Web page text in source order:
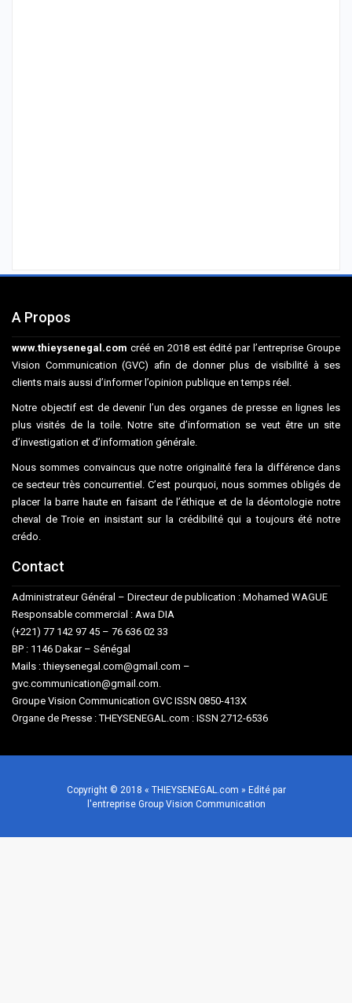
A Propos
www.thieysenegal.com créé en 2018 est édité par l’entreprise Groupe
Vision Communication (GVC) afin de donner plus de visibilité à ses
clients mais aussi d’informer l’opinion publique en temps réel.
Notre objectif est de devenir l’un des organes de presse en lignes les
plus visités de la toile. Notre site d’information se veut être un site
d’investigation et d’information générale.
Nous sommes convaincus que notre originalité fera la différence dans
ce secteur très concurrentiel. C’est pourquoi, nous sommes obligés de
placer la barre haute en faisant de l’éthique et de la déontologie notre
cheval de Troie en insistant sur la crédibilité qui a toujours été notre
crédo.
Contact
Administrateur Général – Directeur de publication : Mohamed WAGUE
Responsable commercial : Awa DIA
(+221) 77 142 97 45 – 76 636 02 33
BP : 1146 Dakar – Sénégal
Mails : thieysenegal.com@gmail.com –
gvc.communication@gmail.com.
Groupe Vision Communication GVC ISSN 0850-413X
Organe de Presse : THEYSENEGAL.com : ISSN 2712-6536
Copyright © 2018 « THIEYSENEGAL.com » Edité par
l'entreprise Group Vision Communication